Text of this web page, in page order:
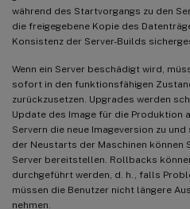
während des Startvorgangs zu den
die freigegebene Kopie des
Konsistenz der Server-Builds
Wenn ein Server beschädigt wird,
sofort in den funktionsfähigen
zurückzusetzen. Upgrades werden
Update des Image für die Produktion
Servern die neue Imageversion zu
der Neustarts der Maschinen können
Server bereitstellen. Rollbacks
durchgeführt werden, d. h., falls
müssen die Benutzer nicht längere
nehmen.